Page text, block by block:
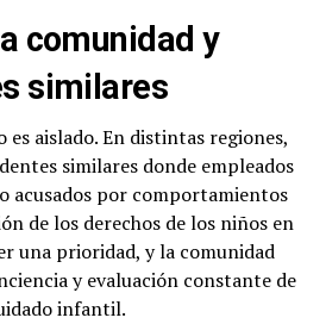
comunidad y
similares
es aislado. En distintas regiones,
similares donde empleados
acusados por comportamientos
de los derechos de los niños en
una prioridad, y la comunidad
y evaluación constante de
infantil.